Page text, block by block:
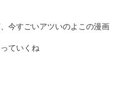
今すごいアツいのよこの漫画
ていくね